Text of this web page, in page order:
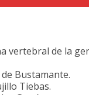
vertebral de la
Bustamante.
Tiebas.